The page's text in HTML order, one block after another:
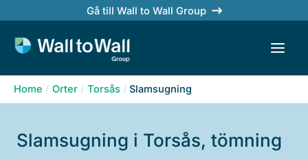
content
Gå till Wall to Wall Group
Home Orter Torsås Slamsugning
Slamsugning i Torsås, tömning